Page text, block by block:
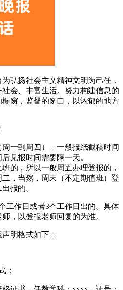
弘扬社会主义精神文明为己任，
会、丰富生活。努力构建信息的
窗，监督的窗口，以浓郁的地方
一到周四），一般报纸截稿时间
见报时间需要隔一天。
的，所以一般周五办理登报的，
，当然，周末（不定期值班）登
报的。
工作日或者3个工作日出的。具体
，以登报老师回复的为准。
明格式如下：
：